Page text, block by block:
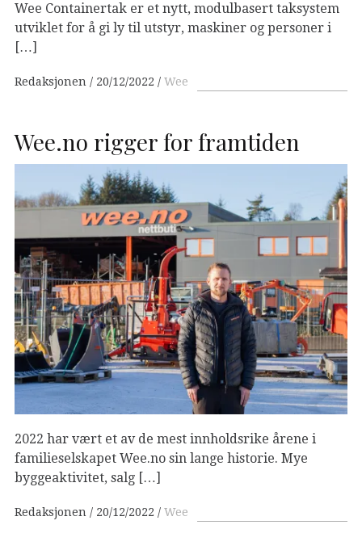
Wee Containertak er et nytt, modulbasert taksystem
utviklet for å gi ly til utstyr, maskiner og personer i
[…]
Redaksjonen 20/12/2022 Wee
Wee.no rigger for framtiden
2022 har vært et av de mest innholdsrike årene i
familieselskapet Wee.no sin lange historie. Mye
byggeaktivitet, salg […]
Redaksjonen 20/12/2022 Wee